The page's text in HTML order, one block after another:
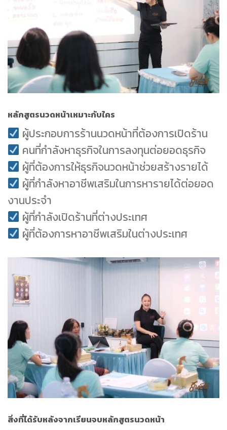
หลักสูตรนวดหน้าเหมาะกับใคร
ผู้ประกอบการร้านนวดหน้าที่ต้องการเปิดร้าน
คนที่กำลังหาธุรกิจในการลงทุนต่อยอดธุรกิจ
ผู้ที่ต้องการให้ธุรกิจนวดหน้าช่วยสร้างรายได้
ผู้ที่กำลังหาอาชีพเสริมในการหารายได้ต่อยอด
งานประจำ
ผู้ที่กำลังเปิดร้านที่ต่างประเทศ
ผู้ที่ต้องการหาอาชีพเสริมในต่างประเทศ
สิ่งที่ได้รับหลังจากเรียนจบหลักสูตรนวดหน้า